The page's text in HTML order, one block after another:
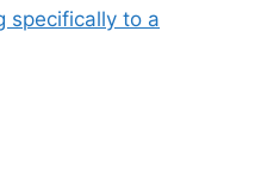
specifically to a